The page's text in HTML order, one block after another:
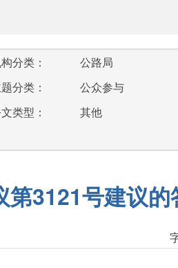
分类：
公路局
分类：
公众参与
类型：
其他
3121号建议的